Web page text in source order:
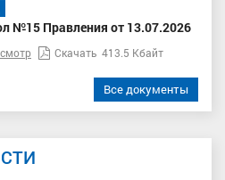
№15 Правления от 13.07.2026
Скачать 413.5 Кбайт
Все документы